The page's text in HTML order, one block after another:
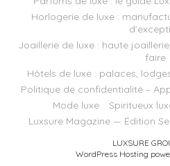
Horlogerie de luxe :
Joaillerie de luxe : haute
faire
Hôtels de luxe : palaces,
Politique de confidentialité –
Mode luxe
Spiritueux
Luxsure Magazine — Édition
LUXSURE
WordPress Hosting